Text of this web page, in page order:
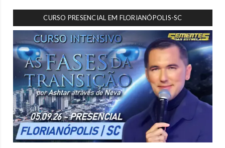
CURSO PRESENCIAL EM FLORIANÓPOLIS-SC